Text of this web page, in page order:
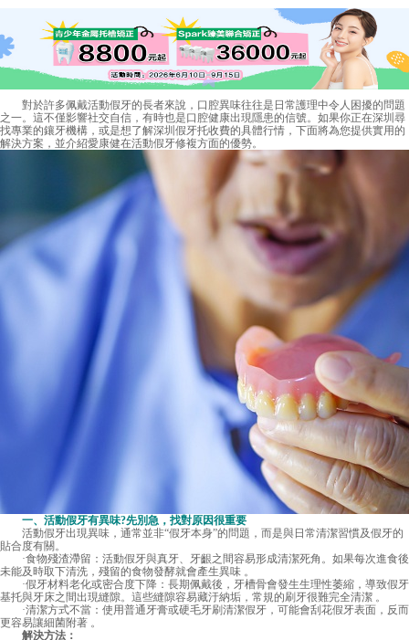
對於許多佩戴活動假牙的長者來說，口腔異味往往是日常護理中令人困擾的問題
之一。這不僅影響社交自信，有時也是口腔健康出現隱患的信號。如果你正在深圳尋
找專業的鑲牙機構，或是想了解深圳假牙托收費的具體行情，下面將為您提供實用的
解決方案，並介紹愛康健在活動假牙修複方面的優勢。
一、活動假牙有異味?先別急，找對原因很重要
活動假牙出現異味，通常並非“假牙本身”的問題，而是與日常清潔習慣及假牙的
貼合度有關。
·食物殘渣滯留：活動假牙與真牙、牙齦之間容易形成清潔死角。如果每次進食後
未能及時取下清洗，殘留的食物發酵就會產生異味 。
·假牙材料老化或密合度下降：長期佩戴後，牙槽骨會發生生理性萎縮，導致假牙
基托與牙床之間出現縫隙。這些縫隙容易藏汙納垢，常規的刷牙很難完全清潔 。
·清潔方式不當：使用普通牙膏或硬毛牙刷清潔假牙，可能會刮花假牙表面，反而
更容易讓細菌附著 。
解決方法：